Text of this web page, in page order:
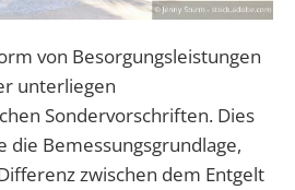
von Besorgungsleistungen
unterliegen
Sondervorschriften. Dies
Bemessungsgrundlage,
zwischen dem Entgelt